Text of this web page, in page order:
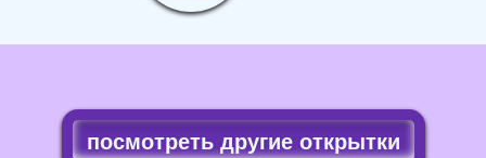
посмотреть другие открытки